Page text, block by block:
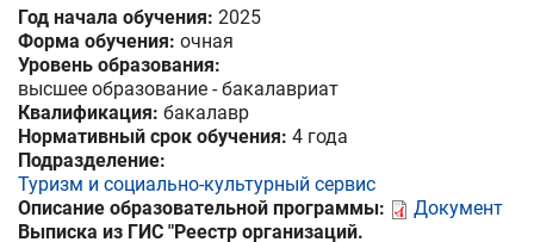
Год начала обучения: 2025
Форма обучения: очная
Уровень образования:
высшее образование - бакалавриат
Квалификация: бакалавр
Нормативный срок обучения: 4 года
Подразделение:
Туризм и социально-культурный сервис
Описание образовательной программы:
Документ
Выписка из ГИС "Реестр организаций.